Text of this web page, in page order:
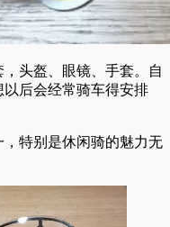
头盔、眼镜、手套。自
后会经常骑车得安排
特别是休闲骑的魅力无